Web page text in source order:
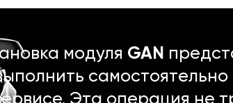
модуля GAN